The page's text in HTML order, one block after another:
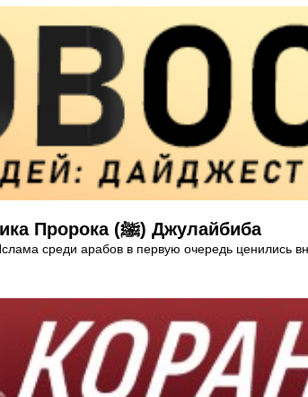
История самого некрасивого сподвижника Пророка (ﷺ) Джулайбиба
среди арабов в первую очередь ценились